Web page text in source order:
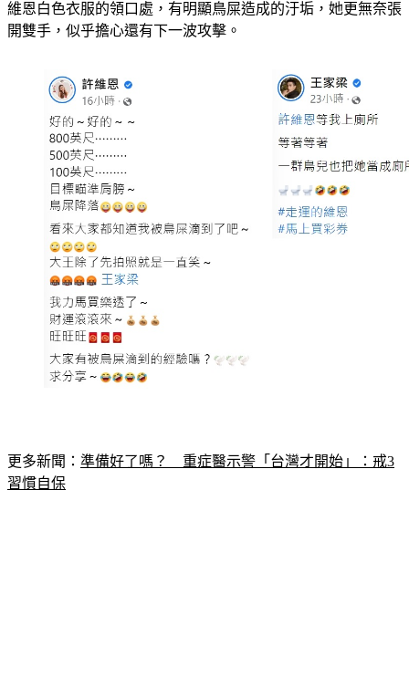
維恩白色衣服的領口處，有明顯鳥屎造成的汙垢，她更無奈張
開雙手，似乎擔心還有下一波攻擊。
更多新聞： 準備好了嗎？　重症醫示警「台灣才開始」：戒3
習慣自保